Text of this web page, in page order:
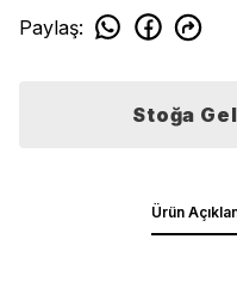
Paylaş:
Stoğa
Ürün